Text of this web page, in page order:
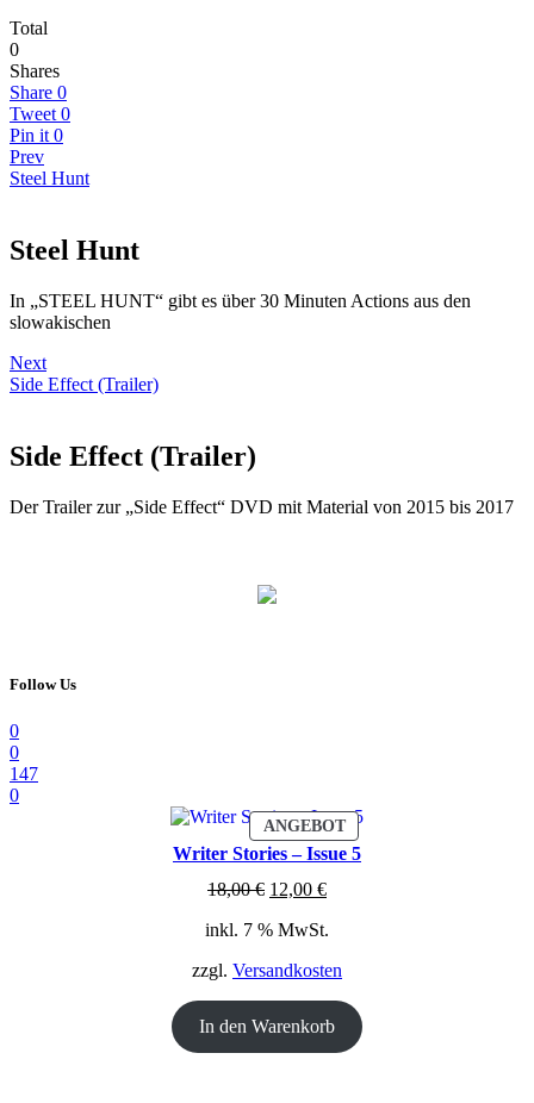
Total
0
Shares
Share 0
Tweet 0
Pin it 0
Prev
Steel Hunt
Steel Hunt
In „STEEL HUNT“ gibt es über 30 Minuten Actions aus den
slowakischen
Next
Side Effect (Trailer)
Side Effect (Trailer)
Der Trailer zur „Side Effect“ DVD mit Material von 2015 bis 2017
Follow Us
0
0
147
0
ANGEBOTPRODUKT
IM
ANGEBOT
Writer Stories – Issue 5
18,00€ Ursprünglicher
war:
12,00 €Aktueller
ist:
inkl. 7 % MwSt.
zzgl. Versandkosten
In den Warenkorb